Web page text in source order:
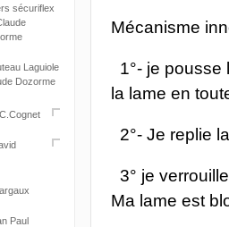
sécuriflex
Laguiole
Dozorme
Paul
Mécanisme
1°- je pousse
la lame en
2°- Je replie
3° je
Ma lame est